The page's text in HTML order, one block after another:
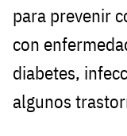
para prevenir
con
diabetes,
algunos